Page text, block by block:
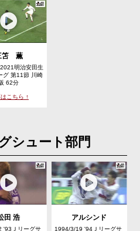
笘 薫
明治安田生
グ 第11節 川崎
62分
こちら ↑
シュート部門
田 浩
'93Ｊリーグサ
アルシンド
1994/3/19 '94Ｊリーグサ